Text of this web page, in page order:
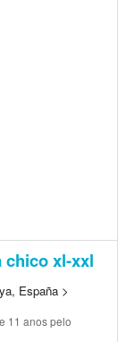
chico xl-xxl
España >
11 anospelo